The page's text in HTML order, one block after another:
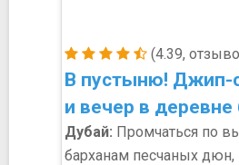
(4.39,
В пустыню! Джип-
и вечер в
Дубай: Промчаться по
барханам песчаных дюн,